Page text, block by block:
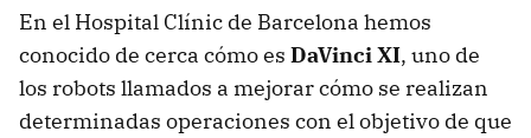
En el Hospital Clínic de Barcelona hemos
conocido de cerca cómo es DaVinci XI, uno de
los robots llamados a mejorar cómo se realizan
determinadas operaciones con el objetivo de que